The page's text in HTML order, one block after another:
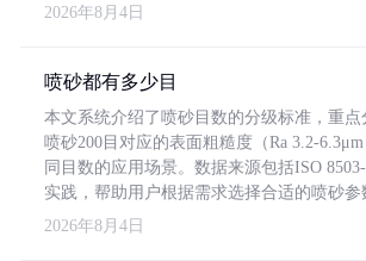
2026年8月4日
喷砂都有多少目
本文系统介绍了喷砂目数的分级标准，重点
喷砂200目对应的表面粗糙度（Ra 3.2-
同目数的应用场景。数据来源包括ISO
实践，帮助用户根据需求选择合适的喷砂参
2026年8月4日